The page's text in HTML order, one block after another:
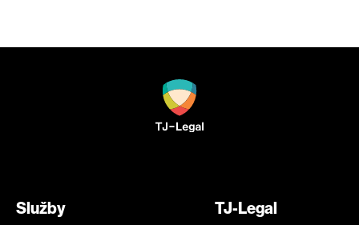
Služby
TJ-Legal